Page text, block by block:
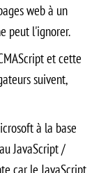
web à un
peut l'ignorer.
et cette
suivent,
à la base
JavaScript /
car le JavaScript